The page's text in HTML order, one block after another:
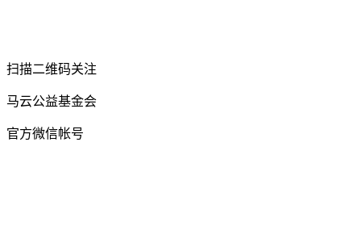
扫描二维码关注
马云公益基金会
官方微信帐号